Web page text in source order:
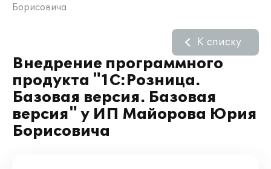
Борисовича
Внедрение программного
продукта "1С:Розница.
Базовая версия. Базовая
версия" у ИП Майорова Юрия
Борисовича
К списку